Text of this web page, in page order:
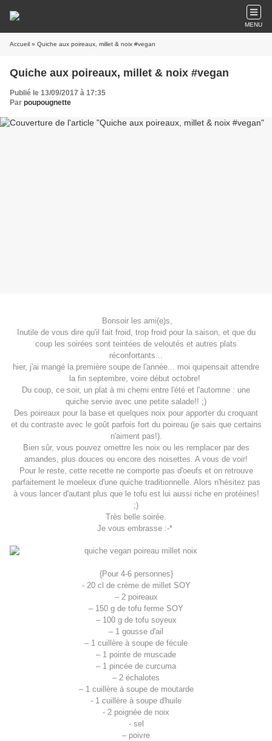
MENU
Accueil » Quiche aux poireaux, millet & noix #vegan
Quiche aux poireaux, millet & noix #vegan
Publié le 13/09/2017 à 17:35
Par poupougnette
Bonsoir les ami(e)s,
Inutile de vous dire qu'il fait froid, trop froid pour la saison, et que du
coup les soirées sont teintées de veloutés et autres plats
réconfortants...
hier, j'ai mangé la première soupe de l'année... moi quipensait attendre
la fin septembre, voire début octobre!
Du coup, ce soir, un plat à mi chemi entre l'été et l'automne : une
quiche servie avec une petite salade!! ;)
Des poireaux pour la base et quelques noix pour apporter du croquant
et du contraste avec le goût parfois fort du poireau (je sais que certains
n'aiment pas!).
Bien sûr, vous pouvez omettre les noix ou les remplacer par des
amandes, plus douces ou encore des noisettes. A vous de voir!
Pour le reste, cette recette ne comporte pas d'oeufs et on retrouve
parfaitement le moeleux d'une quiche traditionnelle. Alors n'hésitez pas
à vous lancer d'autant plus que le tofu est lui aussi riche en protéines!
;)
Très belle soirée.
Je vous embrasse :-*
{Pour 4-6 personnes}
- 20 cl de crème de millet SOY
– 2 poireaux
– 150 g de tofu ferme SOY
– 100 g de tofu soyeux
– 1 gousse d'ail
– 1 cuillère à soupe de fécule
– 1 pointe de muscade
– 1 pincée de curcuma
– 2 échalotes
– 1 cuillère à soupe de moutarde
- 1 cuillère à soupe d'huile
- 2 poignée de noix
- sel
– poivre